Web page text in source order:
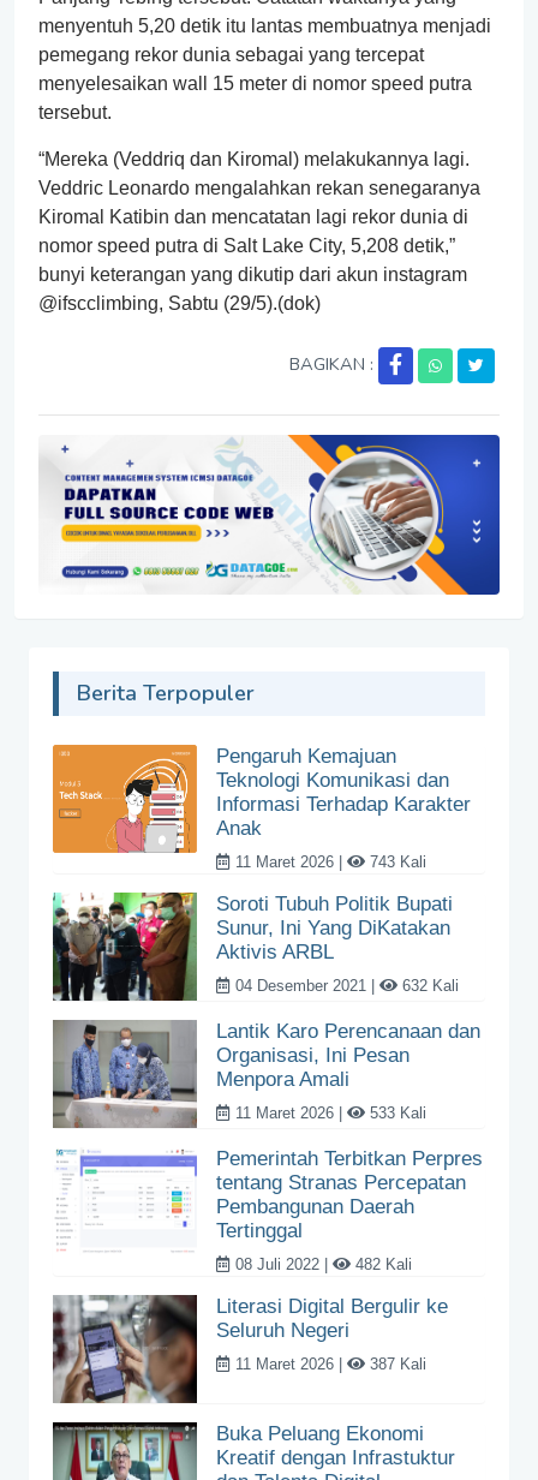
menyentuh 5,20 detik itu lantas membuatnya menjadi
pemegang rekor dunia sebagai yang tercepat
menyelesaikan wall 15 meter di nomor speed putra
tersebut.
“Mereka (Veddriq dan Kiromal) melakukannya lagi.
Veddric Leonardo mengalahkan rekan senegaranya
Kiromal Katibin dan mencatatan lagi rekor dunia di
nomor speed putra di Salt Lake City, 5,208 detik,”
bunyi keterangan yang dikutip dari akun instagram
@ifscclimbing, Sabtu (29/5).(dok)
BAGIKAN :
Berita Terpopuler
Pengaruh Kemajuan
Teknologi Komunikasi dan
Informasi Terhadap Karakter
Anak
11 Maret 2026 | 743 Kali
Soroti Tubuh Politik Bupati
Sunur, Ini Yang DiKatakan
Aktivis ARBL
04 Desember 2021 | 632 Kali
Lantik Karo Perencanaan dan
Organisasi, Ini Pesan
Menpora Amali
11 Maret 2026 | 533 Kali
Pemerintah Terbitkan Perpres
tentang Stranas Percepatan
Pembangunan Daerah
Tertinggal
08 Juli 2022 | 482 Kali
Literasi Digital Bergulir ke
Seluruh Negeri
11 Maret 2026 | 387 Kali
Buka Peluang Ekonomi
Kreatif dengan Infrastuktur